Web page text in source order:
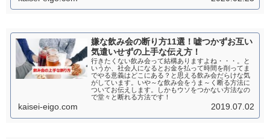
嫌な飲み会の断り方11選！嘘つかずお互い
気遣いせずの上手な伝え方！
行きたくない飲み会って結構ありますよね・・・。と
いうか、社会人になるとお金を払って時間を削ってま
でやる意義はどこにある？と思える飲み会だらけな気
がしています。いや～な飲み会をうま～く断る方法に
ついてお伝えします。しかもウソをつかない方法なの
で堂々と断れる方法です！
kaisei-eigo.com 2019.07.02